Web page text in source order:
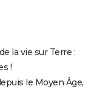
la vie sur Terre :
!
le Moyen Âge,